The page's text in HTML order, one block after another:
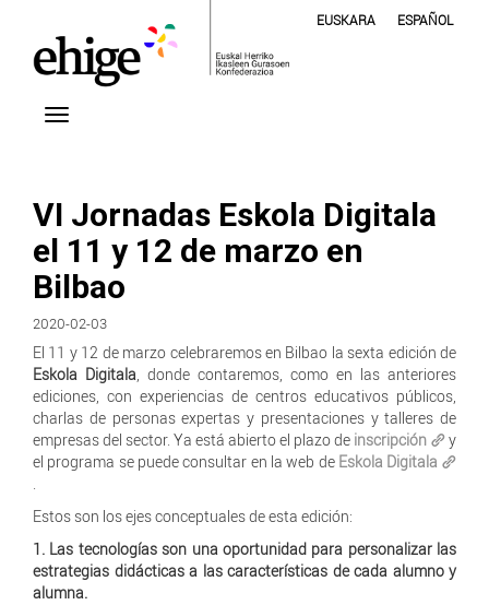
EUSKARA ESPAÑOL
VI Jornadas Eskola Digitala
el 11 y 12 de marzo en
Bilbao
2020-02-03
El 11 y 12 de marzo celebraremos en Bilbao la sexta edición de
Eskola Digitala, donde contaremos, como en las anteriores
ediciones, con experiencias de centros educativos públicos,
charlas de personas expertas y presentaciones y talleres de
empresas del sector. Ya está abierto el plazo de inscripción
y
el programa se puede consultar en la web de Eskola Digitala
.
Estos son los ejes conceptuales de esta edición:
1. Las tecnologías son una oportunidad para personalizar las
estrategias didácticas a las características de cada alumno y
alumna.